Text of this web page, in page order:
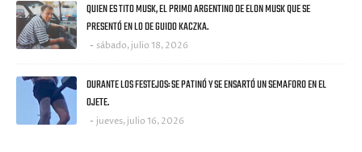
QUIEN ES TITO MUSK, EL PRIMO ARGENTINO DE ELON MUSK QUE SE
PRESENTÓ EN LO DE GUIDO KACZKA.
sábado, julio 18, 2026
DURANTE LOS FESTEJOS: SE PATINÓ Y SE ENSARTÓ UN SEMAFORO EN EL
OJETE.
jueves, julio 16, 2026